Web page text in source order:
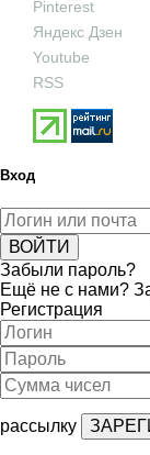
Pinterest
Яндекс Дзен
Youtube
RSS
Вход
Забыли пароль?
Ещё не с нами?
Регистрация
рассылку